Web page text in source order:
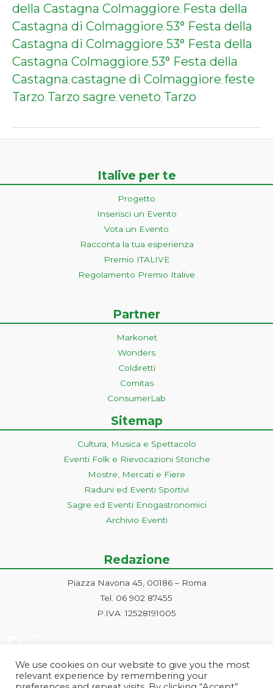
della Castagna Colmaggiore, Festa della
Castagna di Colmaggiore, 53° Festa della
Castagna di Colmaggiore, 53° Festa della
Castagna Colmaggiore, 53° Festa della
Castagna, castagne di Colmaggiore, feste
Tarzo, Tarzo sagre, veneto, Tarzo
Italive per te
Progetto
Inserisci un Evento
Vota un Evento
Racconta la tua esperienza
Premio ITALIVE
Regolamento Premio Italive
Partner
Markonet
Wonders
Coldiretti
Comitas
ConsumerLab
Sitemap
Cultura, Musica e Spettacolo
Eventi Folk e Rievocazioni Storiche
Mostre, Mercati e Fiere
Raduni ed Eventi Sportivi
Sagre ed Eventi Enogastronomici
Archivio Eventi
Redazione
Piazza Navona 45, 00186 – Roma
Tel. 06 902 87455
P.IVA: 12528191005
We use cookies on our website to give you the most
relevant experience by remembering your